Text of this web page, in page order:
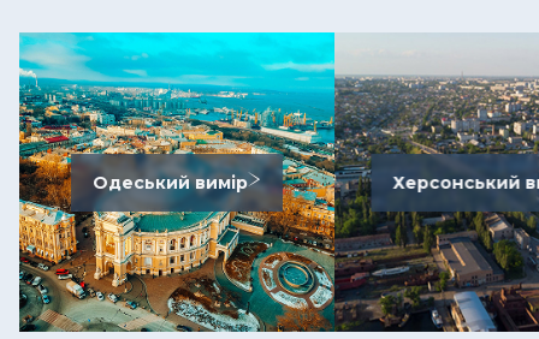
Одеський вимір Херсонський